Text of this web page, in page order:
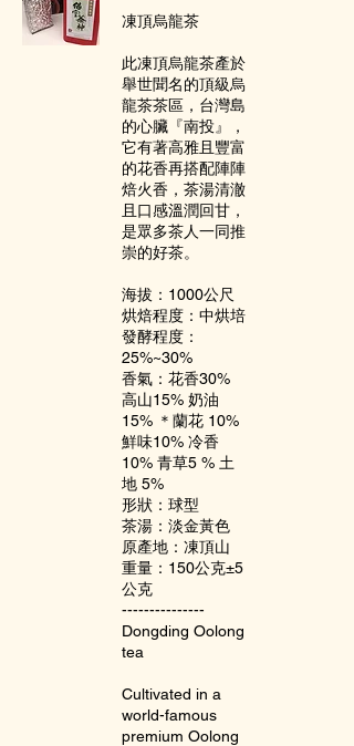
凍頂烏龍茶
此凍頂烏龍茶產於
舉世聞名的頂級烏
龍茶茶區，台灣島
的心臟『南投』，
它有著高雅且豐富
的花香再搭配陣陣
焙火香，茶湯清澈
且口感溫潤回甘，
是眾多茶人一同推
崇的好茶。
海拔：1000公尺
烘焙程度：中烘培
發酵程度：
25%~30%
香氣：花香30%
高山15% 奶油
15% ＊蘭花 10%
鮮味10% 冷香
10% 青草5 % 土
地 5%
形狀：球型
茶湯：淡金黃色
原產地：凍頂山
重量：150公克±5
公克
---------------
Dongding Oolong
tea
Cultivated in a
world-famous
premium Oolong